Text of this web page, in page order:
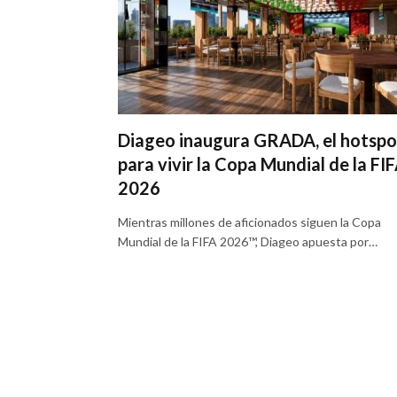
Diageo inaugura GRADA, el
para vivir la Copa Mundial de la
2026
Mientras millones de aficionados siguen la Copa
Mundial de la FIFA 2026™, Diageo apuesta por…